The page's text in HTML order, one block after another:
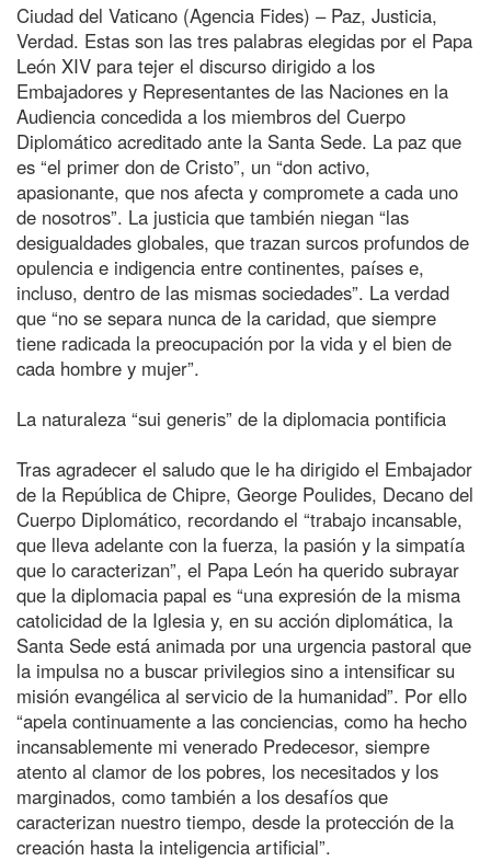
Ciudad del Vaticano (Agencia Fides) – Paz, Justicia,
Verdad. Estas son las tres palabras elegidas por el Papa
León XIV para tejer el discurso dirigido a los
Embajadores y Representantes de las Naciones en la
Audiencia concedida a los miembros del Cuerpo
Diplomático acreditado ante la Santa Sede. La paz que
es “el primer don de Cristo”, un “don activo,
apasionante, que nos afecta y compromete a cada uno
de nosotros”. La justicia que también niegan “las
desigualdades globales, que trazan surcos profundos de
opulencia e indigencia entre continentes, países e,
incluso, dentro de las mismas sociedades”. La verdad
que “no se separa nunca de la caridad, que siempre
tiene radicada la preocupación por la vida y el bien de
cada hombre y mujer”.
La naturaleza “sui generis” de la diplomacia pontificia
Tras agradecer el saludo que le ha dirigido el Embajador
de la República de Chipre, George Poulides, Decano del
Cuerpo Diplomático, recordando el “trabajo incansable,
que lleva adelante con la fuerza, la pasión y la simpatía
que lo caracterizan”, el Papa León ha querido subrayar
que la diplomacia papal es “una expresión de la misma
catolicidad de la Iglesia y, en su acción diplomática, la
Santa Sede está animada por una urgencia pastoral que
la impulsa no a buscar privilegios sino a intensificar su
misión evangélica al servicio de la humanidad”. Por ello
“apela continuamente a las conciencias, como ha hecho
incansablemente mi venerado Predecesor, siempre
atento al clamor de los pobres, los necesitados y los
marginados, como también a los desafíos que
caracterizan nuestro tiempo, desde la protección de la
creación hasta la inteligencia artificial”.